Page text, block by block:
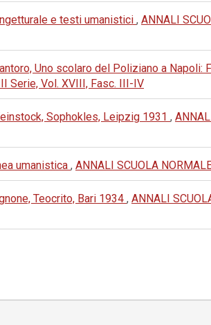
e testi umanistici , ANNALI
Uno scolaro del Poliziano a Napoli:
Serie, Vol. XVIII, Fasc. III-IV
Sophokles, Leipzig 1931 ,
umanistica , ANNALI SCUOLA
Teocrito, Bari 1934 , ANNALI